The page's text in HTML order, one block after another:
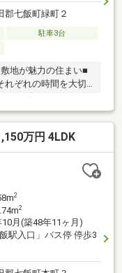
郡七飯町緑町２
駐車3台
地が魅力の住まい■
れぞれの時間を大切
ッグ・・・16分
ております ▼▼ ＜
ッとコース
ト情報」をご覧くだ
万円 4LDK
2
2
10月(築48年11ヶ月)
駅入口」バス停 停歩3